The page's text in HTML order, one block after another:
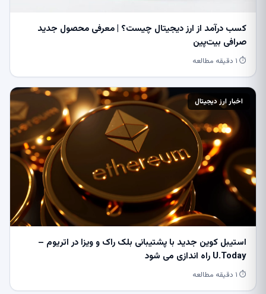
کسب درآمد از ارز دیجیتال چیست؟ | معرفی محصول جدید
صرافی بیت‌پین
⏱ ۱ دقیقه مطالعه
اخبار ارز دیجیتال
استیبل کوین جدید با پشتیبانی بلک راک و ویزا در اتریوم –
U.Today راه اندازی می شود
⏱ ۱ دقیقه مطالعه